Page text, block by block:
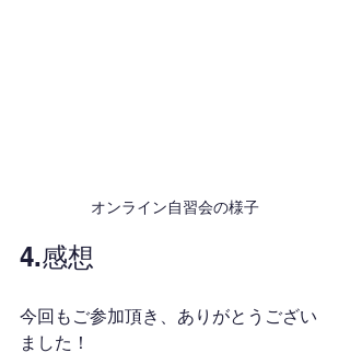
オンライン自習会の様子
4.感想
今回もご参加頂き、ありがとうござい
ました！